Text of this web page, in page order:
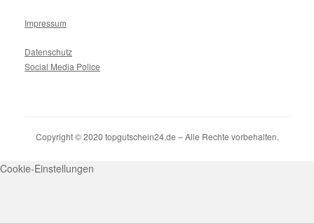
Impressum
Datenschutz
Social Media Police
Copyright © 2020 topgutschein24.de – Alle Rechte vorbehalten.
Cookie-Einstellungen